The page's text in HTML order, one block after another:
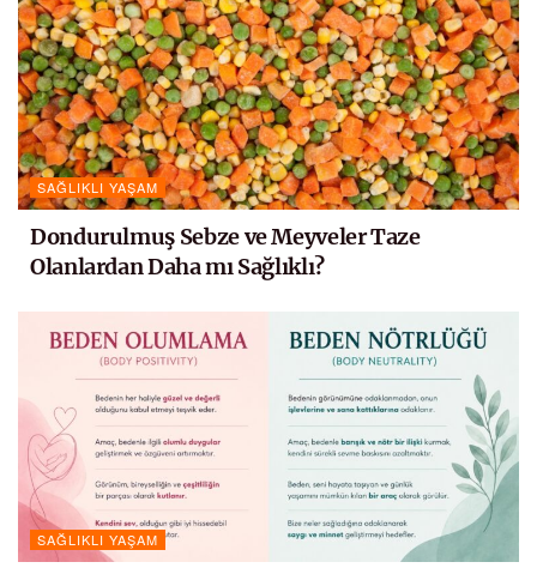
SAĞLIKLI YAŞAM
Dondurulmuş Sebze ve Meyveler Taze
Olanlardan Daha mı Sağlıklı?
SAĞLIKLI YAŞAM